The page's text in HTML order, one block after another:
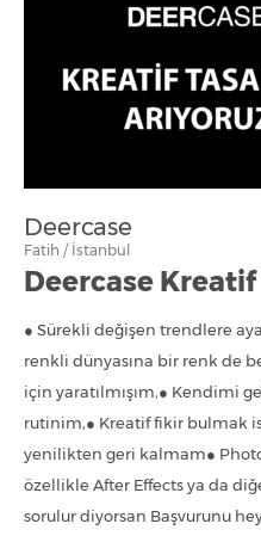
Deercase
Fatih / İstanbul
Deercase Kreatif
● Sürekli değişen trendlere
renkli dünyasına bir renk de
için yaratılmışım,● Kendimi
rutinim,● Kreatif fikir bulmak
yenilikten geri kalmam●
özellikle After Effects ya da
sorulur diyorsan Başvurunu